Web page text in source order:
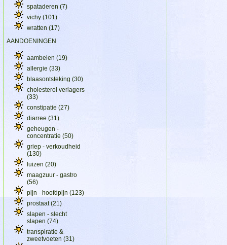
spataderen (7)
vichy (101)
wratten (17)
AANDOENINGEN
aambeien (19)
allergie (33)
blaasontsteking (30)
cholesterol verlagers
(33)
constipatie (27)
diarree (31)
geheugen -
concentratie (50)
griep - verkoudheid
(130)
luizen (20)
maagzuur - gastro
(56)
pijn - hoofdpijn (123)
prostaat(21)
slapen - slecht
slapen (74)
transpiratie &
zweetvoeten (31)